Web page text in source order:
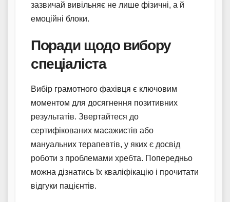
зазвичай вивільняє не лише фізичні, а й
емоційні блоки.
Поради щодо вибору
спеціаліста
Вибір грамотного фахівця є ключовим
моментом для досягнення позитивних
результатів. Звертайтеся до
сертифікованих масажистів або
мануальних терапевтів, у яких є досвід
роботи з проблемами хребта. Попередньо
можна дізнатись їх кваліфікацію і прочитати
відгуки пацієнтів.